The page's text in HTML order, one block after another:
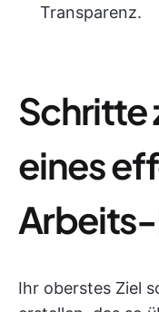
Transparenz.
Schritte
eines
Ihr oberstes Ziel